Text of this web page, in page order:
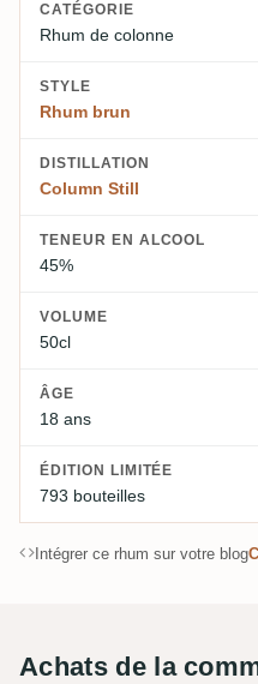
CATÉGORIE
Rhum de colonne
STYLE
Rhum brun
DISTILLATION
Column Still
TENEUR EN ALCOOL
45%
VOLUME
50cl
ÂGE
18 ans
ÉDITION LIMITÉE
793 bouteilles
Intégrer ce rhum sur votre blog
Achats de la